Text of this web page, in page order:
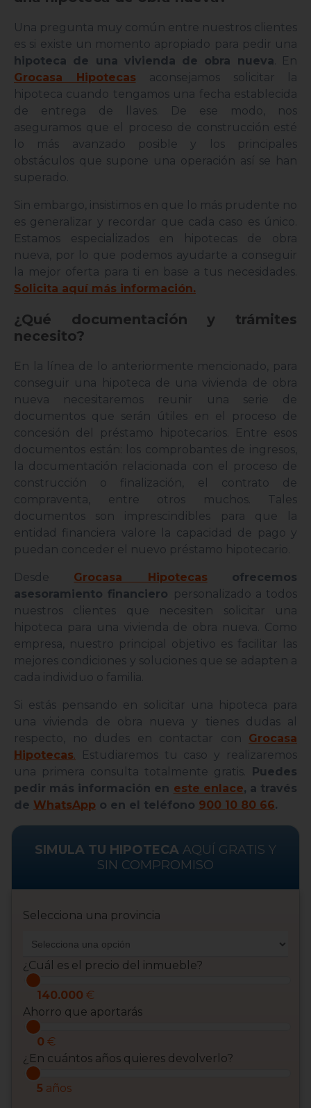
Una pregunta muy común entre nuestros clientes
es si existe un momento apropiado para pedir una
hipoteca de una vivienda de obra nueva . En
Grocasa Hipotecas
aconsejamos solicitar la
hipoteca cuando tengamos una fecha establecida
de entrega de llaves. De ese modo, nos
aseguramos que el proceso de construcción esté
lo más avanzado posible y los principales
obstáculos que supone una operación así se han
superado.
Sin embargo, insistimos en que lo más prudente no
es generalizar y recordar que cada caso es único.
Estamos especializados en hipotecas de obra
nueva, por lo que podemos ayudarte a conseguir
la mejor oferta para ti en base a tus necesidades.
Solicita aquí más información.
¿Qué documentación y trámites
necesito?
En la línea de lo anteriormente mencionado, para
conseguir una hipoteca de una vivienda de obra
nueva necesitaremos reunir una serie de
documentos que serán útiles en el proceso de
concesión del préstamo hipotecarios. Entre esos
documentos están: los comprobantes de ingresos,
la documentación relacionada con el proceso de
construcción o finalización, el contrato de
compraventa, entre otros muchos. Tales
documentos son imprescindibles para que la
entidad financiera valore la capacidad de pago y
puedan conceder el nuevo préstamo hipotecario.
Desde Grocasa Hipotecas
ofrecemos
asesoramiento financiero personalizado a todos
nuestros clientes que necesiten solicitar una
hipoteca para una vivienda de obra nueva. Como
empresa, nuestro principal objetivo es facilitar las
mejores condiciones y soluciones que se adapten a
cada individuo o familia.
Si estás pensando en solicitar una hipoteca para
una vivienda de obra nueva y tienes dudas al
respecto, no dudes en contactar con Grocasa
Hipotecas. Estudiaremos tu caso y realizaremos
una primera consulta totalmente gratis.
Puedes
pedir más información en este enlace, a través
de WhatsApp o en el teléfono 900 10 80 66.
SIMULA TU HIPOTECA AQUÍ GRATIS Y
SIN COMPROMISO
Selecciona una provincia
¿Cuál es el precio del inmueble?
140.000 €
Ahorro que aportarás
0 €
¿En cuántos años quieres devolverlo?
5 años